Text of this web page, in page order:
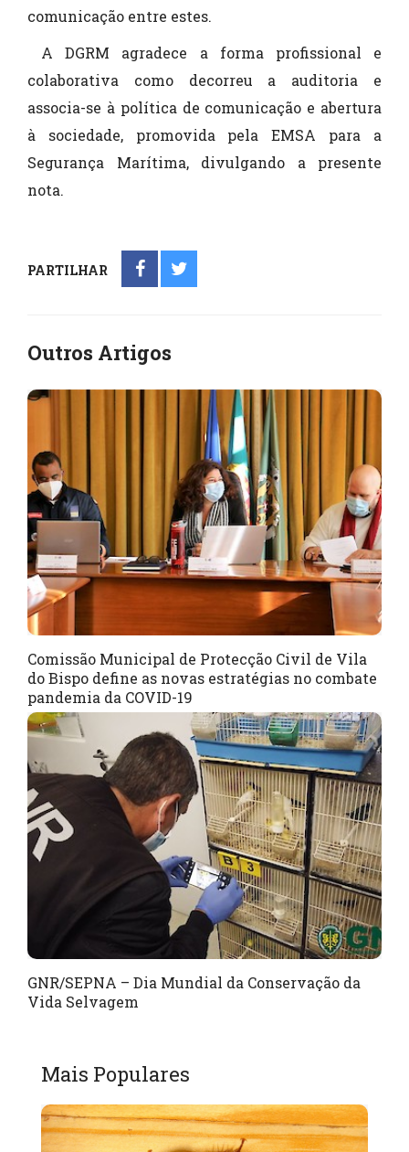
comunicação entre estes.
A DGRM agradece a forma profissional e
colaborativa como decorreu a auditoria e
associa-se à política de comunicação e abertura
à sociedade, promovida pela EMSA para a
Segurança Marítima, divulgando a presente
nota.
PARTILHAR
Outros Artigos
Comissão Municipal de Protecção Civil de Vila
do Bispo define as novas estratégias no combate
pandemia da COVID-19
GNR/SEPNA – Dia Mundial da Conservação da
Vida Selvagem
Mais Populares